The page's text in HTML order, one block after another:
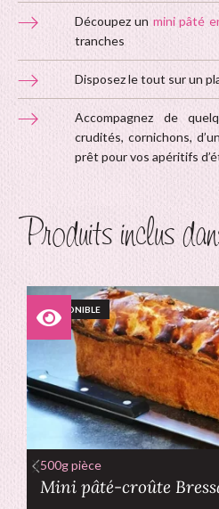
Découpez un mini pâté
tranches
Disposez le tout sur un
Accompagnez de
crudités, cornichons,
prêt pour vos apéritifs
Produits inclus
INDISPONIBLE
500g pièce
Mini pâté-croûte